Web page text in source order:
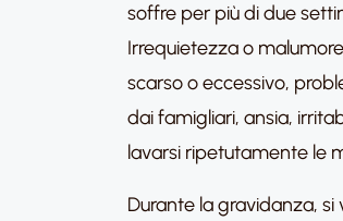
soffre per più di due
Irrequietezza o
scarso o eccessivo,
dai famigliari, ansia,
lavarsi ripetutamente le
Durante la gravidanza,